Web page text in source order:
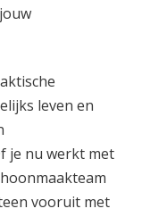
leven en
je nu werkt met
vooruit met